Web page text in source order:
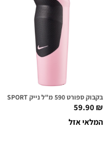
בקבוק ספורט 590 מ"ל נייק NIKE HYPERSPORT ורוד בהיר
59.90₪
המלאי אזל